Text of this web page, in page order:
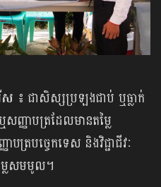
ស ៖ ជាសិស្ស​ប្រឡងជាប់ ឬធ្លាក់
ញាបត្រ​ដែល​មានតម្លៃ​
រ​បច្ចេកទេស និង​វិជ្ជាជីវៈ​
ៃសមមូល។